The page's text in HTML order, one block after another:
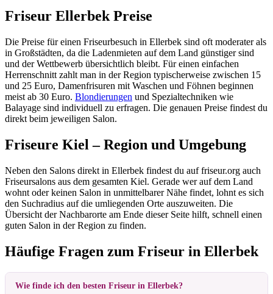
Friseur Ellerbek Preise
Die Preise für einen Friseurbesuch in Ellerbek sind oft moderater als
in Großstädten, da die Ladenmieten auf dem Land günstiger sind
und der Wettbewerb übersichtlich bleibt. Für einen einfachen
Herrenschnitt zahlt man in der Region typischerweise zwischen 15
und 25 Euro, Damenfrisuren mit Waschen und Föhnen beginnen
meist ab 30 Euro. Blondierungen und Spezialtechniken wie
Balayage sind individuell zu erfragen. Die genauen Preise findest du
direkt beim jeweiligen Salon.
Friseure Kiel – Region und Umgebung
Neben den Salons direkt in Ellerbek findest du auf friseur.org auch
Friseursalons aus dem gesamten Kiel. Gerade wer auf dem Land
wohnt oder keinen Salon in unmittelbarer Nähe findet, lohnt es sich
den Suchradius auf die umliegenden Orte auszuweiten. Die
Übersicht der Nachbarorte am Ende dieser Seite hilft, schnell einen
guten Salon in der Region zu finden.
Häufige Fragen zum Friseur in Ellerbek
Wie finde ich den besten Friseur in Ellerbek?